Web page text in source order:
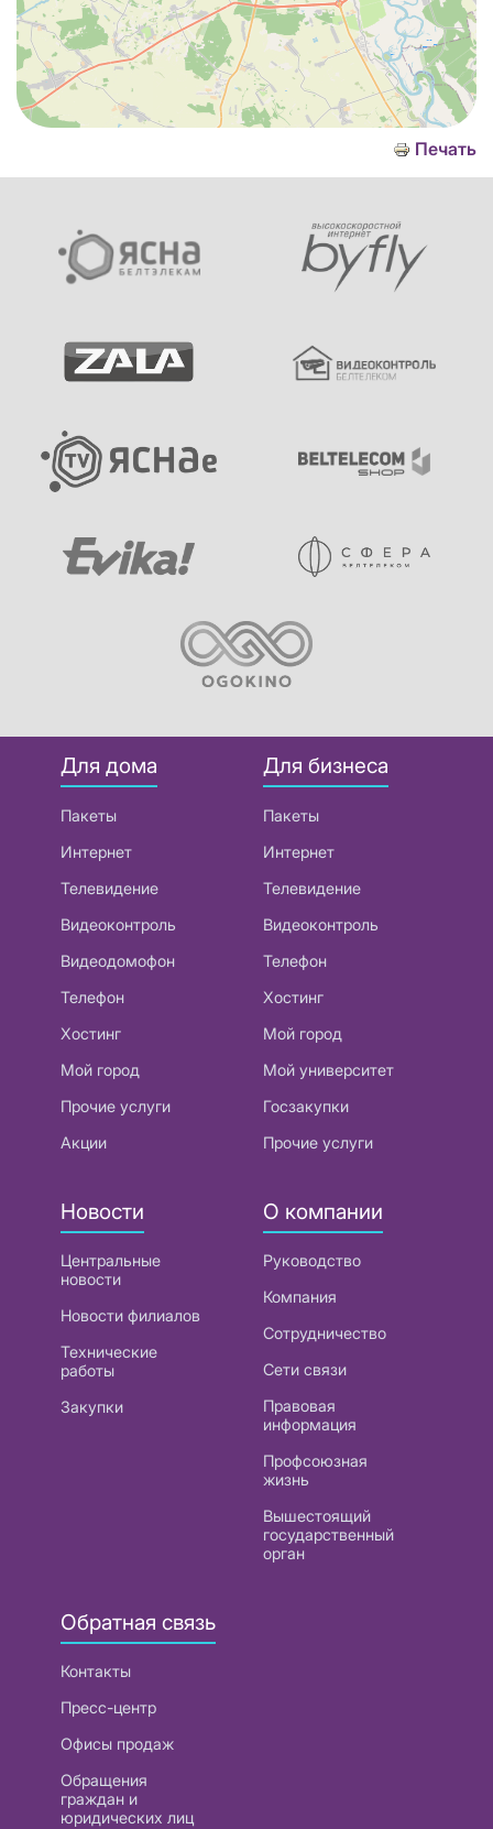
Печать
Для дома
Пакеты
Интернет
Телевидение
Видеоконтроль
Видеодомофон
Телефон
Хостинг
Мой город
Прочие услуги
Акции
Для бизнеса
Пакеты
Интернет
Телевидение
Видеоконтроль
Телефон
Хостинг
Мой город
Мой университет
Госзакупки
Прочие услуги
Новости
Центральные
новости
Новости филиалов
Технические
работы
Закупки
О компании
Руководство
Компания
Сотрудничество
Сети связи
Правовая
информация
Профсоюзная
жизнь
Вышестоящий
государственный
орган
Обратная связь
Контакты
Пресс-центр
Офисы продаж
Обращения
граждан и
юридических лиц